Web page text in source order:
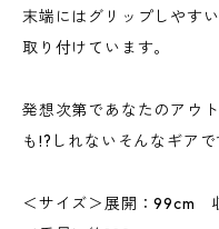
末端にはグリップしやす
取り付けています。
発想次第であなたのアウ
も!?しれないそんなギアで
＜サイズ＞展開：99cm